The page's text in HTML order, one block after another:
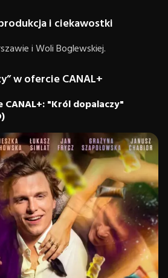
i ciekawostki
i Woli Boglewskiej.
w ofercie CANAL+
"Król dopalaczy"